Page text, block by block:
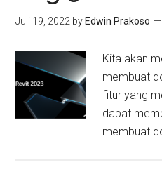
Juli 19, 2022 by Edwin Prakoso
Kita akan
membuat
fitur yang
dapat
membuat